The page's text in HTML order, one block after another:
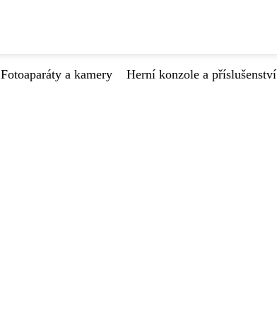
Fotoaparáty a kamery Herní konzole a příslušenství